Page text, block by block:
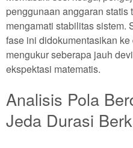
penggunaan anggaran
mengamati stabilitas sistem.
fase ini didokumentasikan
mengukur seberapa jauh
ekspektasi matematis.
Analisis Pola
Jeda Durasi